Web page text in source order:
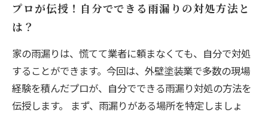
プロが伝授！自分でできる雨漏りの対処方法と
は？
家の雨漏りは、慌てて業者に頼まなくても、自分で対処
することができます。今回は、外壁塗装業で多数の現場
経験を積んだプロが、自分でできる雨漏り対処の方法を
伝授します。 まず、雨漏りがある場所を特定しましょ